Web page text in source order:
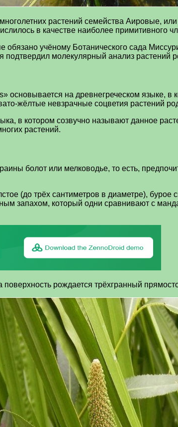
растений семейства Аировые,
в качестве наиболее
обязано учёному Ботанического сада
молекулярный анализ растений
основывается на древнегреческом языке,
жёлтые невзрачные соцветия растений
в котором созвучно называют данное
растений.
болот или мелководье, то есть,
(до трёх сантиметров в диаметре),
запахом, который одни сравнивают с
рождается трёхгранный